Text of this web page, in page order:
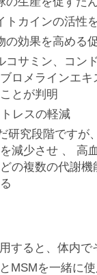
トカインの活性
の効果を高める
コサミン、コン
ロメラインエ
とが判明
レスの軽減
研究段階ですが
減少させ 、 高
の複数の代謝
すると、体内
MSMを一緒に